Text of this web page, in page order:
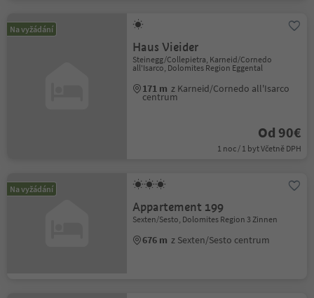
Na vyžádání
Haus Vieider
Steinegg/Collepietra, Karneid/Cornedo
all'Isarco, Dolomites Region Eggental
171 m z Karneid/Cornedo all'Isarco
centrum
Od 90€
1 noc / 1 byt Včetně DPH
Na vyžádání
Appartement 199
Sexten/Sesto, Dolomites Region 3 Zinnen
676 m z Sexten/Sesto centrum